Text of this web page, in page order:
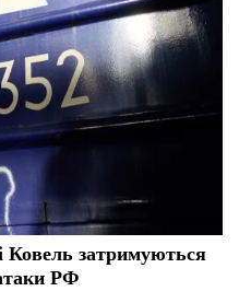
Ковель затримуються
РФ